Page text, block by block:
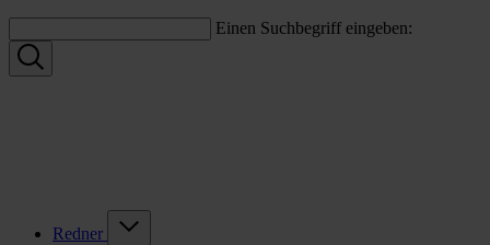
Einen Suchbegriff eingeben:
Redner